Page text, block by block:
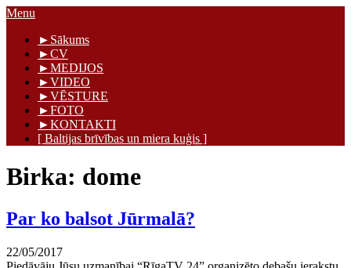
Skip
content
Māris Graudiņš
Menu
►Sākums
►CV
►MEDIJOS
►VIDEO
►VĒSTURE
►FOTO
►KONTAKTI
[ Baltijas brīvības un miera kuģis ]
Birka: dome
Par ko balsot Jūrmalā?
22/05/2017